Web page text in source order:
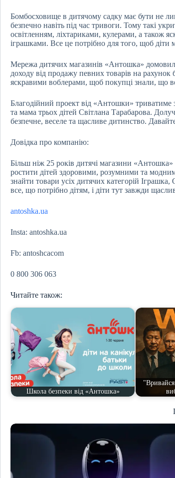
Бомбосховище в дитячому садку має бути не
безпечно навіть під час тривоги. Тому такі
освітленням, ліхтариками, кулерами, а також
іграшками. Все це потрібно для того, щоб діти
Мережа дитячих магазинів «Антошка»
доходу від продажу певних товарів на рахунок
яскравими воблерами, щоб покупці знали, що
Благодійний проект від «Антошки» триватиме
та мама трьох дітей Світлана Тарабарова.
безпечне, веселе та щасливе дитинство.
Довідка про компанію:
Більш ніж 25 років дитячі магазини
ростити дітей здоровими, розумними та
знайти товари усіх дитячих категорій
все, що потрібно дітям, і діти тут завжди
аntoshka.ua
Insta: antoshka.ua
Fb: antoshcacom
0 800 306 063
Читайте також:
Школа безпеки від «Антошка»